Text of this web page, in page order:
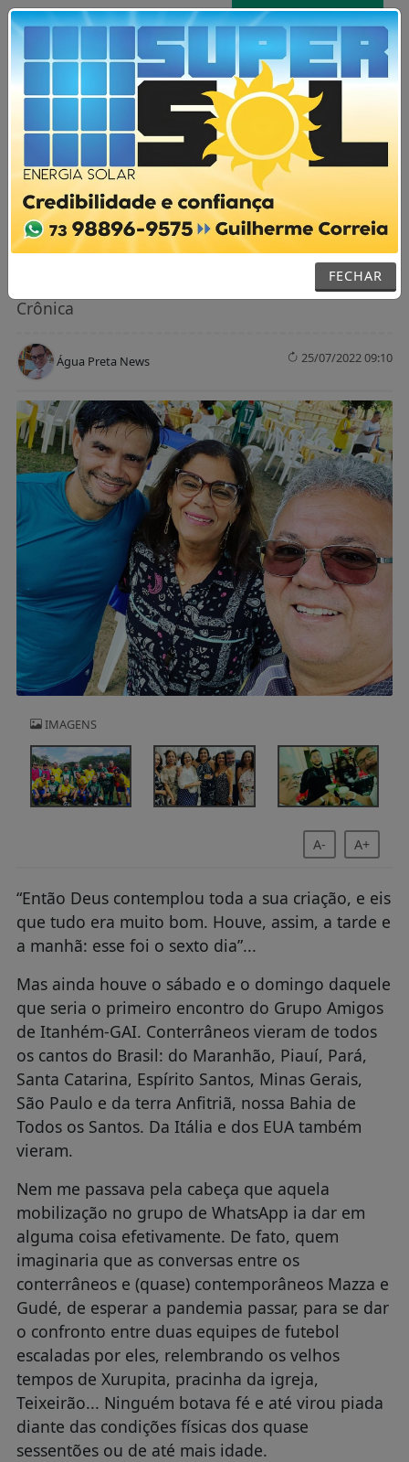
AGORA AO VIVO
MENU
FECHAR
NOTÍCIAS / GERAL
Uma crônica divina – “Gênesis e
contemporaneidade” – de Wilton
Crônica
Água Preta News 25/07/2022 09:10
IMAGENS
A- A+
“Então Deus contemplou toda a sua criação, e eis
que tudo era muito bom. Houve, assim, a tarde e
a manhã: esse foi o sexto dia”...
Mas ainda houve o sábado e o domingo daquele
que seria o primeiro encontro do Grupo Amigos
de Itanhém-GAI. Conterrâneos vieram de todos
os cantos do Brasil: do Maranhão, Piauí, Pará,
Santa Catarina, Espírito Santos, Minas Gerais,
São Paulo e da terra Anfitriã, nossa Bahia de
Todos os Santos. Da Itália e dos EUA também
vieram.
Nem me passava pela cabeça que aquela
mobilização no grupo de WhatsApp ia dar em
alguma coisa efetivamente. De fato, quem
imaginaria que as conversas entre os
conterrâneos e (quase) contemporâneos Mazza e
Gudé, de esperar a pandemia passar, para se dar
o confronto entre duas equipes de futebol
escaladas por eles, relembrando os velhos
tempos de Xurupita, pracinha da igreja,
Teixeirão... Ninguém botava fé e até virou piada
diante das condições físicas dos quase
sessentões ou de até mais idade.